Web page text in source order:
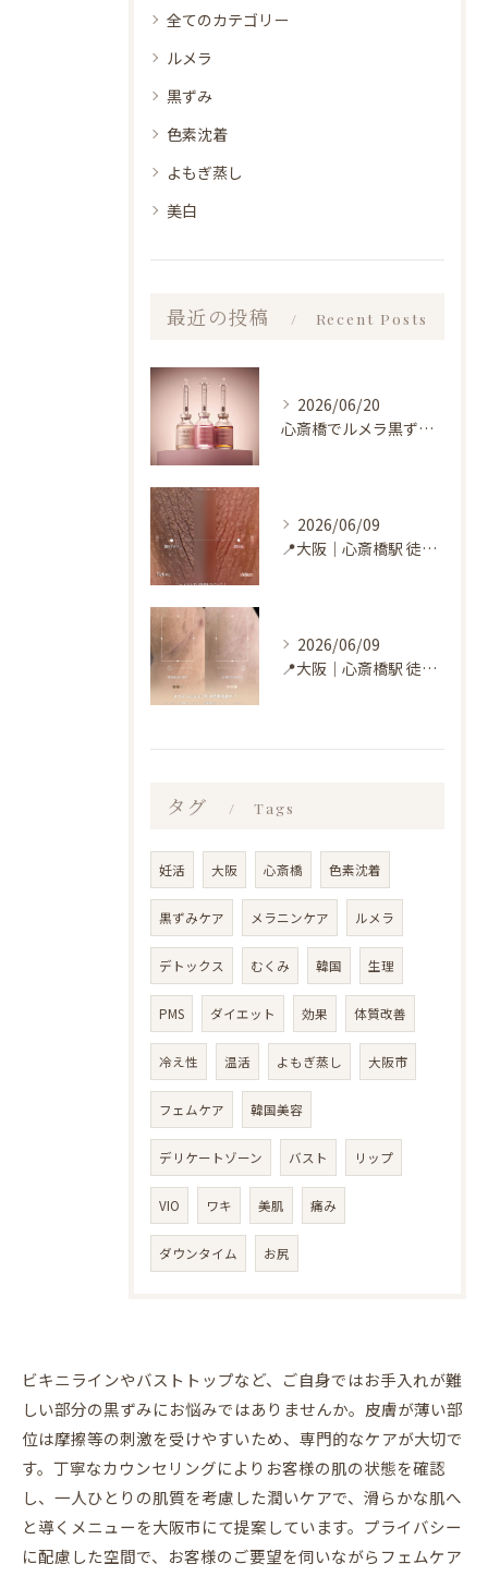
全てのカテゴリー
ルメラ
黒ずみ
色素沈着
よもぎ蒸し
美白
最近の投稿 Recent Posts
2026/06/20
心斎橋でルメラ黒ずみケア｜乳輪・VIO・デリケートゾーン特別価格
2026/06/09
📍大阪｜心斎橋駅 徒歩4分
2026/06/09
📍大阪｜心斎橋駅 徒歩4分
タグ Tags
妊活 大阪 心斎橋 色素沈着
黒ずみケア メラニンケア ルメラ
デトックス むくみ 韓国 生理
PMS ダイエット 効果 体質改善
冷え性 温活 よもぎ蒸し 大阪市
フェムケア 韓国美容
デリケートゾーン バスト リップ
VIO ワキ 美肌 痛み
ダウンタイム お尻
ビキニラインやバストトップなど、ご自身ではお手入れが難
しい部分の黒ずみにお悩みではありませんか。皮膚が薄い部
位は摩擦等の刺激を受けやすいため、専門的なケアが大切で
す。丁寧なカウンセリングによりお客様の肌の状態を確認
し、一人ひとりの肌質を考慮した潤いケアで、滑らかな肌へ
と導くメニューを大阪市にて提案しています。プライバシー
に配慮した空間で、お客様のご要望を伺いながらフェムケア
LINEで予約・相談
LINEで予約・相談